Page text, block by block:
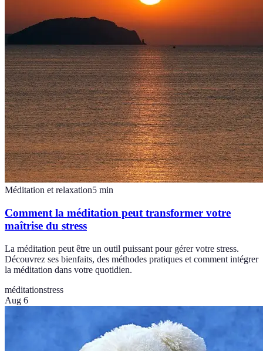
Méditation et relaxation5 min
Comment la méditation peut transformer votre
maîtrise du stress
La méditation peut être un outil puissant pour gérer votre stress.
Découvrez ses bienfaits, des méthodes pratiques et comment intégrer
la méditation dans votre quotidien.
méditationstress
Aug 6